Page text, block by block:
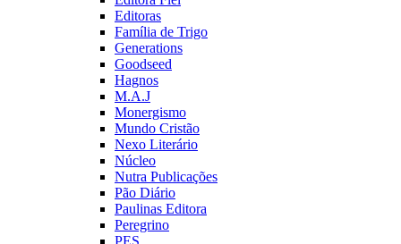
Editoras
Família de Trigo
Generations
Goodseed
Hagnos
M.A.J
Monergismo
Mundo Cristão
Nexo Literário
Núcleo
Nutra Publicações
Pão Diário
Paulinas Editora
Peregrino
PES